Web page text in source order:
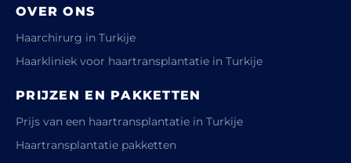
OVER ONS
Haarchirurg in Turkije
Haarkliniek voor haartransplantatie in Turkije
PRIJZEN EN PAKKETTEN
Prijs van een haartransplantatie in Turkije
Haartransplantatie pakketten